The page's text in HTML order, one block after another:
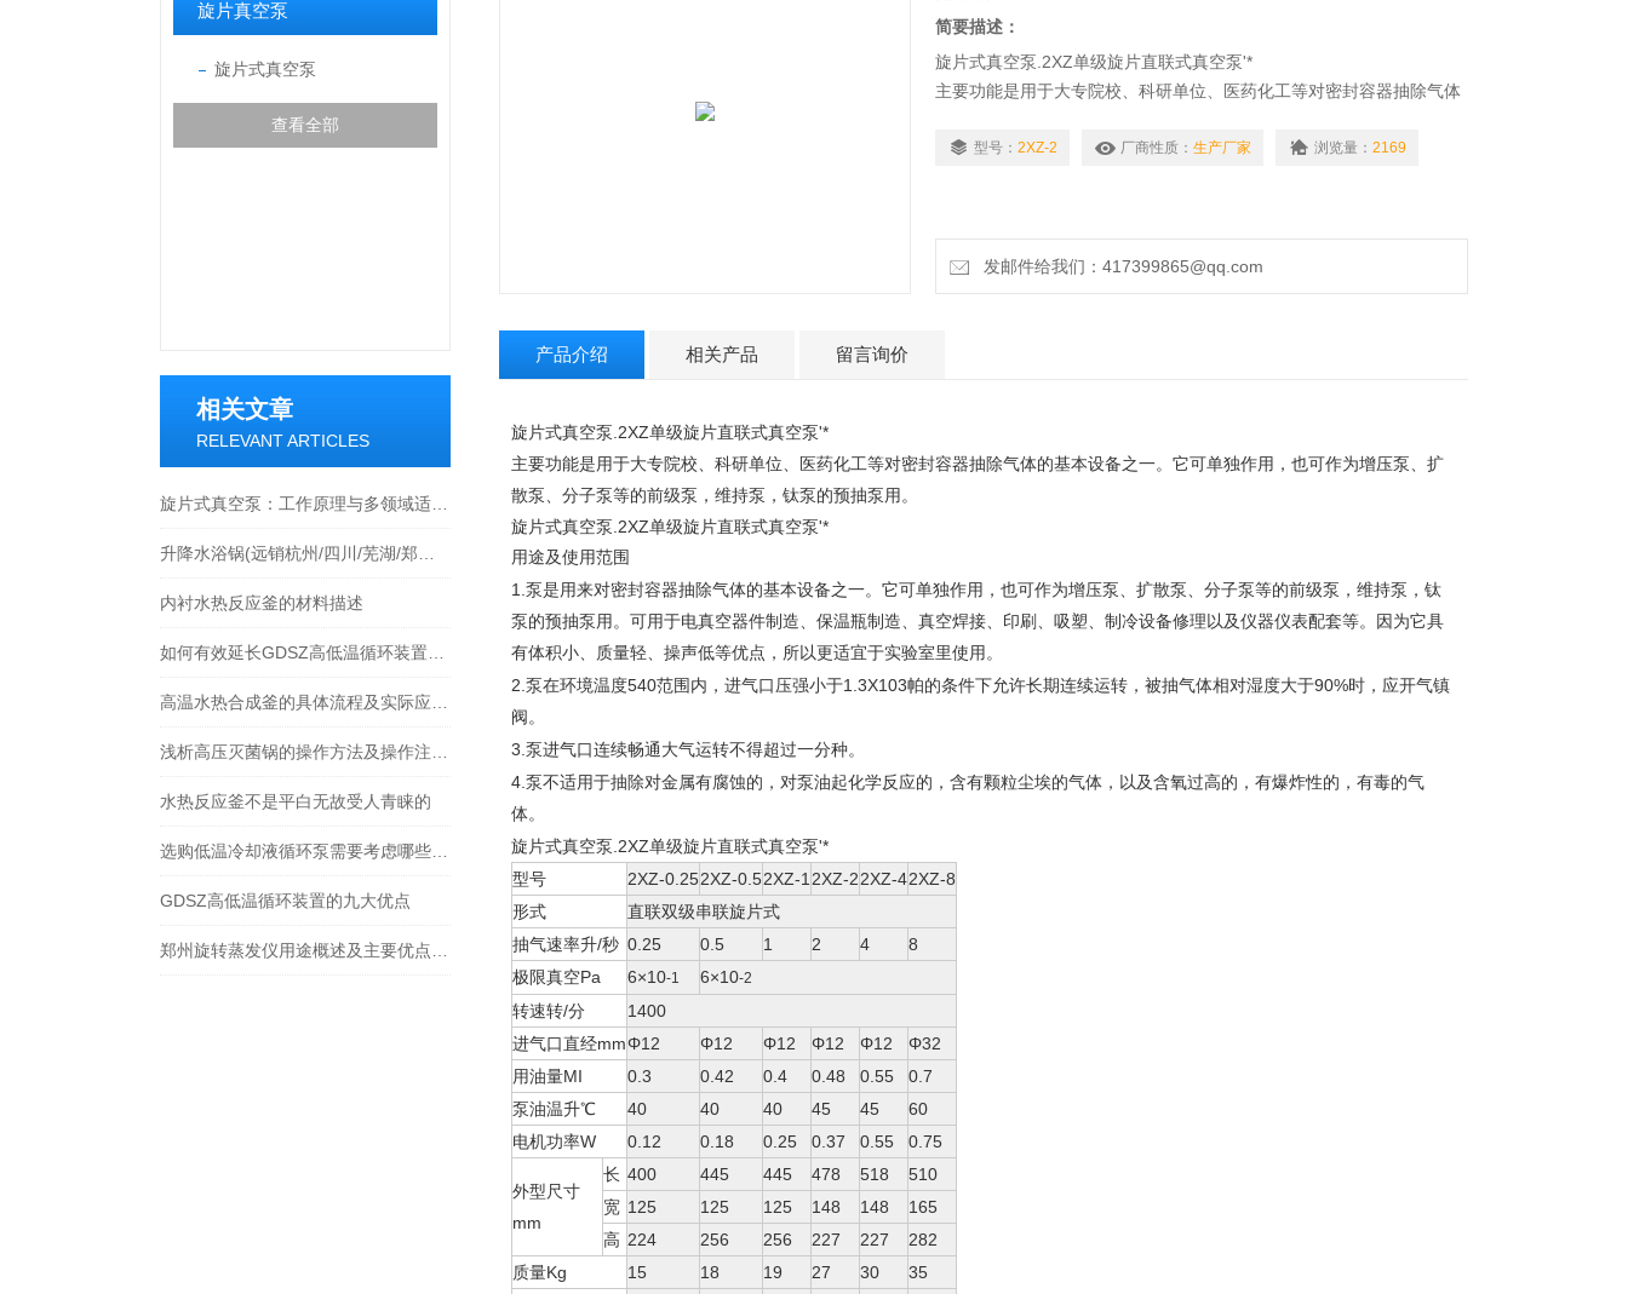
旋片真空泵
旋片式真空泵
查看全部
相关文章
RELEVANT ARTICLES
内衬水热反应釜的材料描述
水热反应釜不是平白无故受人青睐的
GDSZ高低温循环装置的九大优点
简要描述：
旋片式真空泵.2XZ单级旋片直联式真空泵'*
主要功能是用于大专院校、科研单位、医药化工等对密封容器抽除气体
的前级泵，维持泵，钛泵的预抽泵用。
型号： 2XZ-2 厂商性质： 生产厂家 浏览量： 2169
发邮件给我们：417399865@qq.com
产品介绍 相关产品 留言询价
旋片式真空泵.2XZ单级旋片直联式真空泵'*
主要功能是用于大专院校、科研单位、医药化工等对密封容器抽除气体的基本设备之一。它可单独作用，也可作为增压泵、扩
散泵、分子泵等的前级泵，维持泵，钛泵的预抽泵用。
旋片式真空泵.2XZ单级旋片直联式真空泵'*
用途及使用范围
1. 泵是用来对密封容器抽除气体的基本设备之一。它可单独作用，也可作为增压泵、扩散泵、分子泵等的前级泵，维持泵，钛
泵的预抽泵用。可用于电真空器件制造、保温瓶制造、真空焊接、印刷、吸塑、制冷设备修理以及仪器仪表配套等。因为它具
有体积小、质量轻、操声低等优点，所以更适宜于实验室里使用。
2. 泵在环境温度540范围内，进气口压强小于1.3X103帕的条件下允许长期连续运转，被抽气体相对湿度大于90%时，应开气镇
阀。
3. 泵进气口连续畅通大气运转不得超过一分种。
4. 泵不适用于抽除对金属有腐蚀的，对泵油起化学反应的，含有颗粒尘埃的气体，以及含氧过高的，有爆炸性的，有毒的气
体。
旋片式真空泵.2XZ单级旋片直联式真空泵'*
型号
2XZ-0.252XZ-0.52XZ-1 2XZ-22XZ-42XZ-8
形式
直联双级串联旋片式
抽气速率升/秒 0.25 0.5 1 2 4
8
极限真空Pa
6×10-1 6×10-2
转速转/分
1400
进气口直经mmΦ12 Φ12 Φ12 Φ12 Φ12
Φ32
用油量MI
0.3 0.42 0.4 0.48 0.55
0.7
泵油温升℃
40 40 40 45 45
60
电机功率W
0.12 0.18 0.25 0.37 0.55 0.75
外型尺寸
mm
长 400 445 445 478 518
510
宽 125 125 125 148 148
165
高 224 256 256 227 227
282
质量Kg
15 18 19 27 30 35